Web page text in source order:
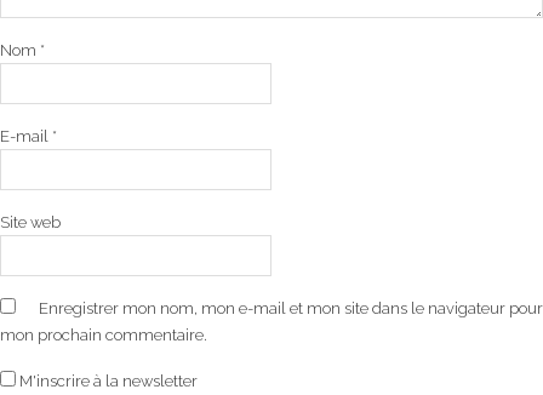
Nom *
E-mail *
Site web
Enregistrer mon nom, mon e-mail et mon site dans le navigateur pour
mon prochain commentaire.
M'inscrire à la newsletter